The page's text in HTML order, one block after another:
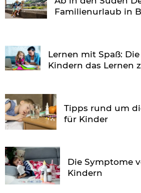
Familienurlaub in
Lernen mit Spaß:
Kindern das Lernen
Tipps rund um
für Kinder
Die Symptome
Kindern